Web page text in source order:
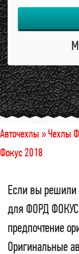
Авточехлы »Чехлы
Фокус 2018
Если вы решили
для ФОРД ФОКУС
предпочтение
Оригинальные